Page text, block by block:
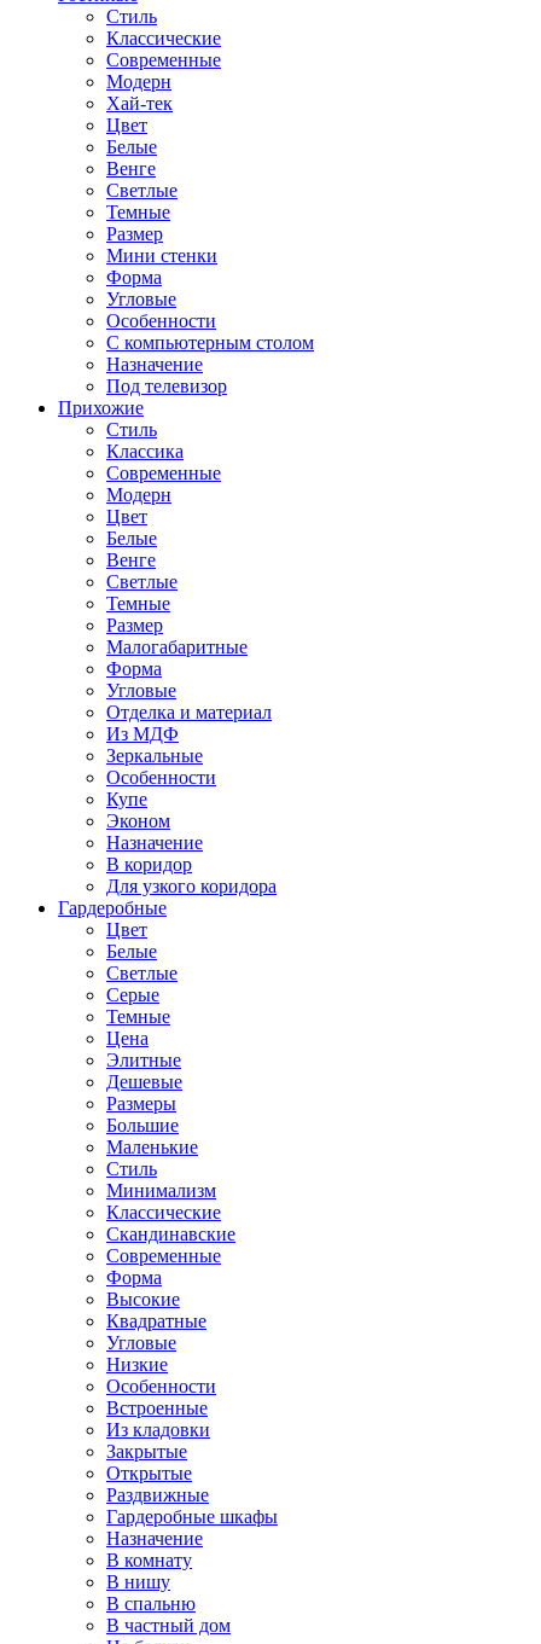
Стиль
Классические
Современные
Модерн
Хай-тек
Цвет
Белые
Венге
Светлые
Темные
Размер
Мини стенки
Форма
Угловые
Особенности
С компьютерным столом
Назначение
Под телевизор
Прихожие
Стиль
Классика
Современные
Модерн
Цвет
Белые
Венге
Светлые
Темные
Размер
Малогабаритные
Форма
Угловые
Отделка и материал
Из МДФ
Зеркальные
Особенности
Купе
Эконом
Назначение
В коридор
Для узкого коридора
Гардеробные
Цвет
Белые
Светлые
Серые
Темные
Цена
Элитные
Дешевые
Размеры
Большие
Маленькие
Стиль
Минимализм
Классические
Скандинавские
Современные
Форма
Высокие
Квадратные
Угловые
Низкие
Особенности
Встроенные
Из кладовки
Закрытые
Открытые
Раздвижные
Гардеробные шкафы
Назначение
В комнату
В нишу
В спальню
В частный дом